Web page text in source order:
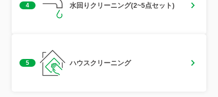
4 水回りクリーニング(2~5点セット)
5 ハウスクリーニング